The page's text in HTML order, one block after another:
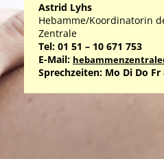
Astrid Lyhs
Hebamme/Koordinatorin
Zentrale
Tel: 01 51 – 10 671 753
E-Mail:
Sprechzeiten: Mo Di Do Fr